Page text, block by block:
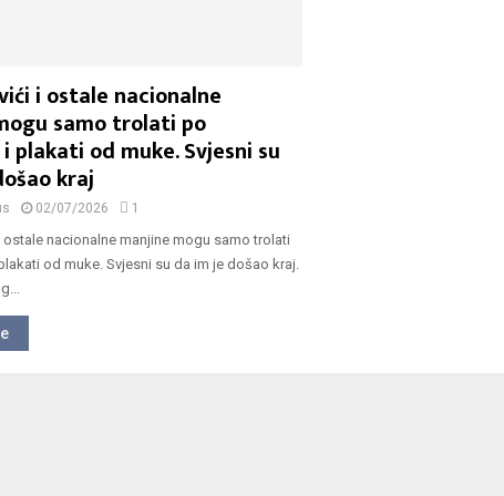
i ostale nacionalne
samo trolati po
plakati od muke. Svjesni su
kraj
02/07/2026 1
nacionalne manjine mogu samo trolati
od muke. Svjesni su da im je došao kraj.